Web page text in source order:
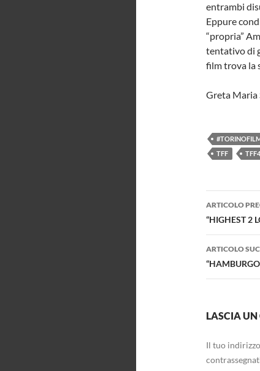
entrambi
Eppure
“propria”
tentativo di
film trova la
Greta Maria
TFF
ARTICOLO
“HIGHEST 2
ARTICOLO
LASCIA
Il tuo